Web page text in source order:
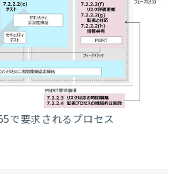
で要求されるプロセス